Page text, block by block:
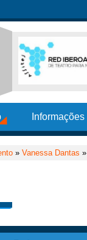
» Vanessa Dantas